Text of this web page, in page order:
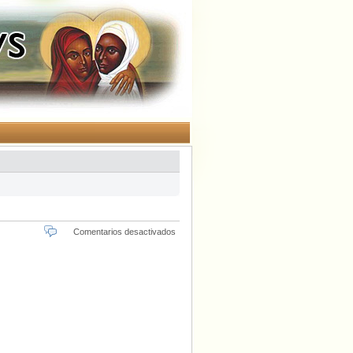
Comentarios desactivados